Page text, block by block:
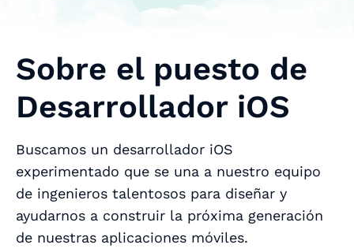
Sobre el puesto de
Desarrollador iOS
Buscamos un desarrollador iOS
experimentado que se una a nuestro equipo
de ingenieros talentosos para diseñar y
ayudarnos a construir la próxima generación
de nuestras aplicaciones móviles.